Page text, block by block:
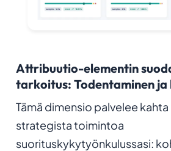
Attribuutio-elementin
tarkoitus: Todentaminen ja
Tämä dimensio palvelee
strategista toimintoa
suorituskykytyönkulussasi: